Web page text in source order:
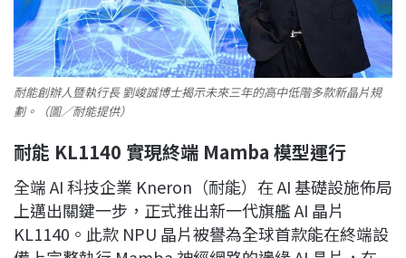
耐能創辦人暨執行長 劉峻誠博士揭示未來三年的高中低階多款新晶片規
劃。（圖／耐能提供）
耐能 KL1140 實現終端 Mamba 模型運行
全端 AI 科技企業 Kneron（耐能）在 AI 基礎設施佈局
上邁出關鍵一步，正式推出新一代旗艦 AI 晶片
KL1140。此款 NPU 晶片被譽為全球首款能在終端設